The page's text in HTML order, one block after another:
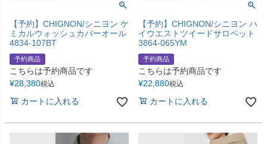
【予約】CHIGNON/シニヨン ケ
ミカルウォッシュカバーオール
4834-107BT
予約商品
こちらは予約商品です
¥28,380税込
カートに入れる
【予約】CHIGNON/シニヨン ハ
イウエストツイードサロペット
3864-065YM
予約商品
こちらは予約商品です
¥22,880税込
カートに入れる